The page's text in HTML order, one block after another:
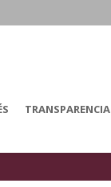
TRANSPARENCIA